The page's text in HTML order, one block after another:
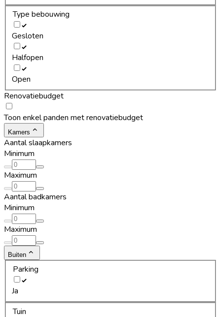
Type bebouwing
Gesloten
Halfopen
Open
Renovatiebudget
Toon enkel panden met renovatiebudget
Kamers
Aantal slaapkamers
Minimum
Maximum
Aantal badkamers
Minimum
Maximum
Buiten
Parking
Ja
Tuin